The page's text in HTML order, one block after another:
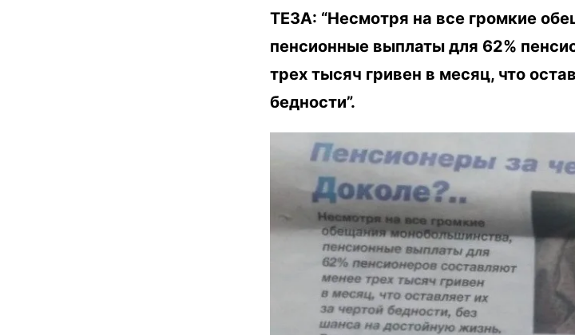
ТЕЗА: “Несмотря на все громкие
пенсионные выплаты для 62%
трех тысяч гривен в месяц, что
бедности”.